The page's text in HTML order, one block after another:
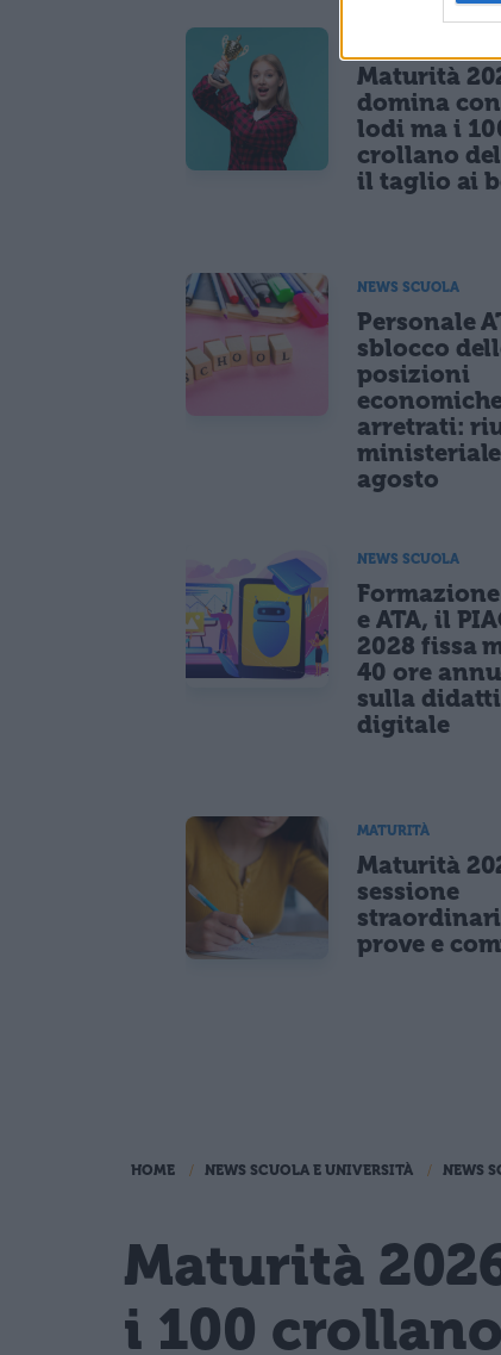
Maturità
domina
lodi ma i
crollano
il taglio ai
NEWS SCUOLA
Personale
sblocco
posizioni
arretrati:
agosto
NEWS SCUOLA
e ATA, il
2028 fissa
40 ore
sulla
digitale
MATURITÀ
Maturità
sessione
prove e
HOME NEWS SCUOLA E UNIVERSITÀ NEWS
Maturità
i 100